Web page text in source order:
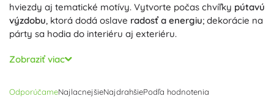
hviezdy aj tematické motívy. Vytvorte počas chvíľky pútavú
výzdobu, ktorá dodá oslave radosť a energiu; dekorácie na
párty sa hodia do interiéru aj exteriéru.
Vyberte si zo širokej palety farieb a efektov: pastelové,
sýte, perleťové a chrómové odtiene, transparentné balóny
možno nafukovať vzduchom aj héliom – héliové balóny
Zobraziť viac
OdporúčameNajlacnejšieNajdrahšiePodľa hodnotenia